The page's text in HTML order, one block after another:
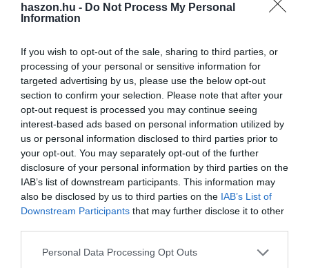
haszon.hu - Do Not Process My Personal
Information
If you wish to opt-out of the sale, sharing to third parties, or
processing of your personal or sensitive information for
targeted advertising by us, please use the below opt-out
section to confirm your selection. Please note that after your
opt-out request is processed you may continue seeing
interest-based ads based on personal information utilized by
us or personal information disclosed to third parties prior to
your opt-out. You may separately opt-out of the further
disclosure of your personal information by third parties on the
IAB’s list of downstream participants. This information may
also be disclosed by us to third parties on the IAB’s List of
Downstream Participants that may further disclose it to other
Please note that this website/app uses one or more Google
Personal Data Processing Opt Outs